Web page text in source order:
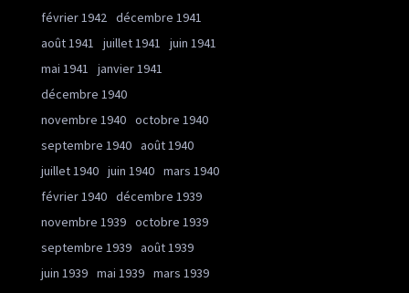
février 1942 décembre 1941
août 1941
juillet 1941
juin 1941
mai 1941
janvier 1941
décembre 1940
novembre 1940 octobre 1940
septembre 1940 août 1940
juillet 1940 juin 1940 mars 1940
février 1940 décembre 1939
novembre 1939 octobre 1939
septembre 1939 août 1939
juin 1939 mai 1939 mars 1939